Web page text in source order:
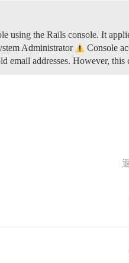
using the Rails console. It
Administrator
Console
email addresses. However,